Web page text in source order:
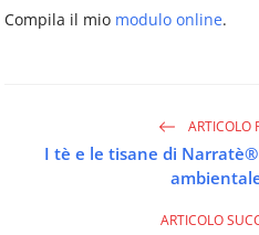
Compila il mio modulo online.
ARTICOLO
I tè e le tisane di
ARTICOLO